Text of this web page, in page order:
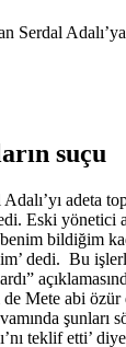
suçu
adeta
Eski
bildiğim
dedi. Bu
de Mete abi
şunları
teklif etti’